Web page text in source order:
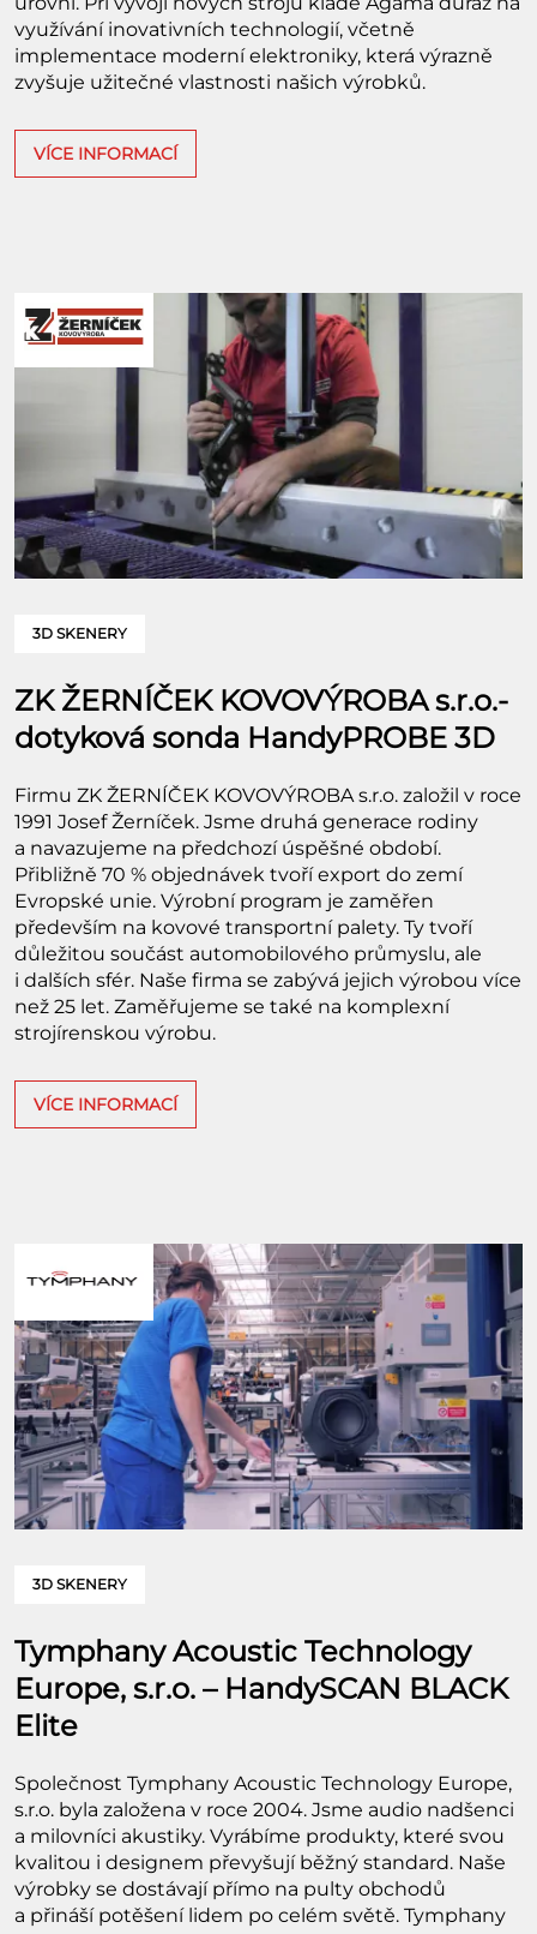
využívání inovativních technologií, včetně
implementace moderní elektroniky, která výrazně
zvyšuje užitečné vlastnosti našich výrobků.
VÍCE INFORMACÍ
3D SKENERY
ZK ŽERNÍČEK KOVOVÝROBA s.r.o.-
dotyková sonda HandyPROBE 3D
Firmu ZK ŽERNÍČEK KOVOVÝROBA s.r.o. založil v roce
1991 Josef Žerníček. Jsme druhá generace rodiny
a navazujeme na předchozí úspěšné období.
Přibližně 70 % objednávek tvoří export do zemí
Evropské unie. Výrobní program je zaměřen
především na kovové transportní palety. Ty tvoří
důležitou součást automobilového průmyslu, ale
i dalších sfér. Naše firma se zabývá jejich výrobou více
než 25 let. Zaměřujeme se také na komplexní
strojírenskou výrobu.
VÍCE INFORMACÍ
3D SKENERY
Tymphany Acoustic Technology
Europe, s.r.o. – HandySCAN BLACK
Elite
Společnost Tymphany Acoustic Technology Europe,
s.r.o. byla založena v roce 2004. Jsme audio nadšenci
a milovníci akustiky. Vyrábíme produkty, které svou
kvalitou i designem převyšují běžný standard. Naše
výrobky se dostávají přímo na pulty obchodů
a přináší potěšení lidem po celém světě. Tymphany